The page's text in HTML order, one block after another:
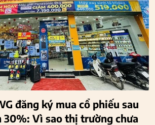
đăng ký mua cổ phiếu sau
30%: Vì sao thị trường chưa